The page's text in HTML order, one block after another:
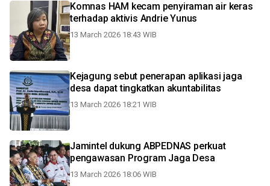
Komnas HAM kecam penyiraman air keras
terhadap aktivis Andrie Yunus
13 March 2026 18:43 WIB
Kejagung sebut penerapan aplikasi jaga
desa dapat tingkatkan akuntabilitas
13 March 2026 18:21 WIB
Jamintel dukung ABPEDNAS perkuat
pengawasan Program Jaga Desa
13 March 2026 18:06 WIB